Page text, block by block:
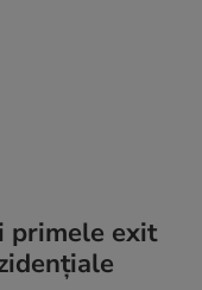
primele exit